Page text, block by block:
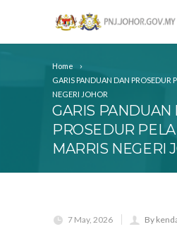
Home
GARIS PANDUAN DAN PROSEDUR
NEGERI JOHOR
GARIS PANDUAN
PROSEDUR
MARRIS NEGERI
7 May, 2026 By